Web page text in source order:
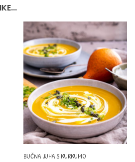
BUČNA JUHA S KURKUMO